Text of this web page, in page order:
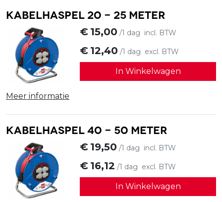
Kabelhaspel 20 - 25 meter
€ 15,00 /1 dag incl. BTW
€ 12,40 /1 dag excl. BTW
In Winkelwagen
Meer informatie
Kabelhaspel 40 - 50 meter
€ 19,50 /1 dag incl. BTW
€ 16,12 /1 dag excl. BTW
In Winkelwagen